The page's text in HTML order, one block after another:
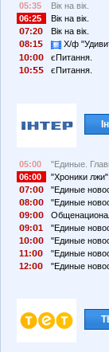
05:35
Вік на вік.
06:25
Вік на вік.
7:2
Вік на вік.
8:1
Х/ф
1
:
єПитання.
1
: єПитання.
05:00
"Единые.
06:00
"Хроники лжи".
7:
"Единые
8:
"Единые
9:
9:
1
"Единые
1
:
"Единые
11:
"Единые
12:
"Единые